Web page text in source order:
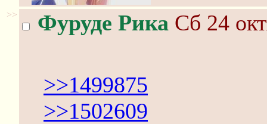
>> Фуруде Рика Сб 24
>>1499875
>>1502609